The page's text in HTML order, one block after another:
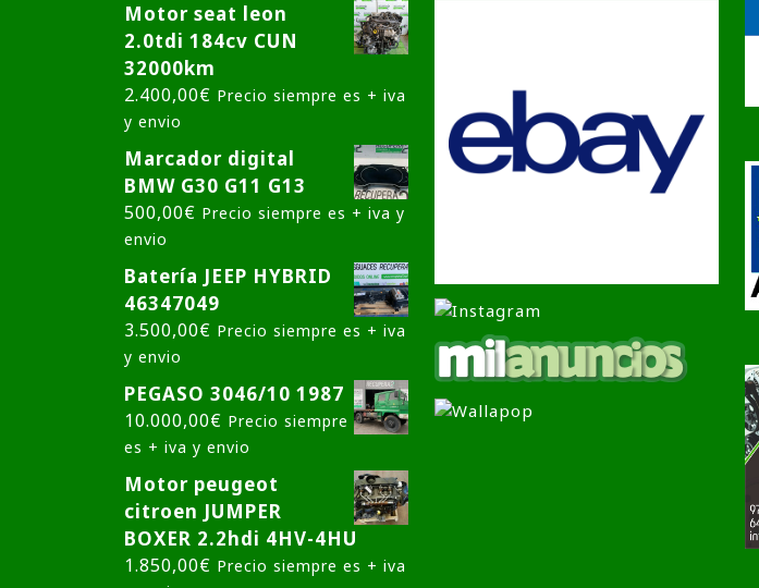
Motor seat leon
2.0tdi 184cv CUN
32000km
2.400,00€ Precio siempre es + iva
y envio
Marcador digital
BMW G30 G11 G13
500,00€ Precio siempre es + iva y
envio
Batería JEEP HYBRID
46347049
3.500,00€ Precio siempre es + iva
y envio
PEGASO 3046/10 1987
10.000,00€ Precio siempre
es + iva y envio
Motor peugeot
citroen JUMPER
BOXER 2.2hdi 4HV-4HU
1.850,00€ Precio siempre es + iva